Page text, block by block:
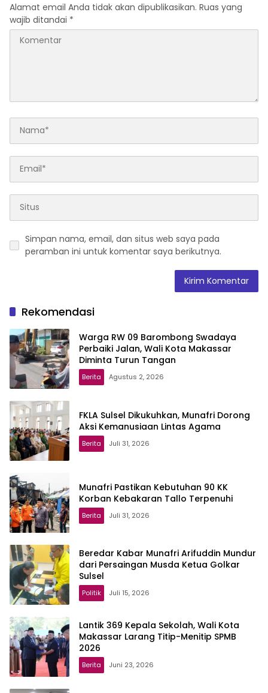
Alamat email Anda tidak akan dipublikasikan. Ruas yang
wajib ditandai *
Simpan nama, email, dan situs web saya pada
peramban ini untuk komentar saya berikutnya.
Rekomendasi
Warga RW 09 Barombong Swadaya
Perbaiki Jalan, Wali Kota Makassar
Diminta Turun Tangan
Berita Agustus 2, 2026
FKLA Sulsel Dikukuhkan, Munafri Dorong
Aksi Kemanusiaan Lintas Agama
Berita Juli 31, 2026
Munafri Pastikan Kebutuhan 90 KK
Korban Kebakaran Tallo Terpenuhi
Berita Juli 31, 2026
Beredar Kabar Munafri Arifuddin Mundur
dari Persaingan Musda Ketua Golkar
Sulsel
Politik Juli 15, 2026
Lantik 369 Kepala Sekolah, Wali Kota
Makassar Larang Titip-Menitip SPMB
2026
Berita Juni 23, 2026